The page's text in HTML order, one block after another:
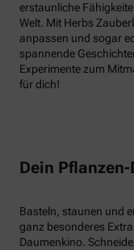
erstaunliche
Welt. Mit Herbs
anpassen und sogar
spannende
Experimente zum
für dich!
Dein
Basteln, staunen und
ganz besonderes
Daumenkino.